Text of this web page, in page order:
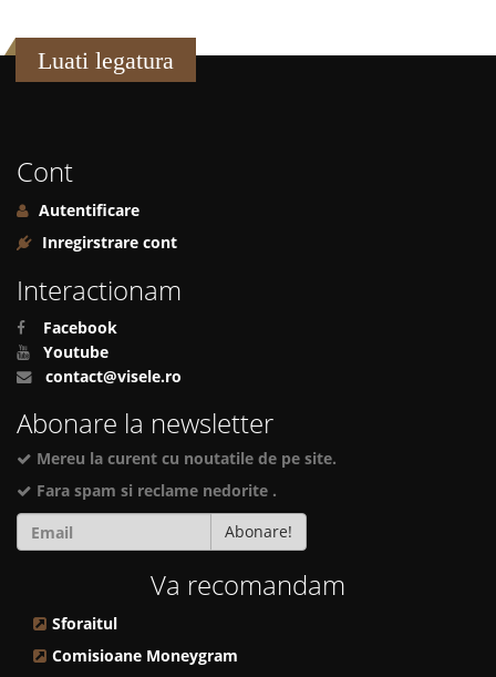
Luati legatura
Cont
Autentificare
Inregirstrare cont
Interactionam
Facebook
Youtube
contact@visele.ro
Abonare la newsletter
Mereu la curent cu noutatile de pe site.
Fara spam si reclame nedorite .
Abonare!
Va recomandam
Sforaitul
Comisioane Moneygram